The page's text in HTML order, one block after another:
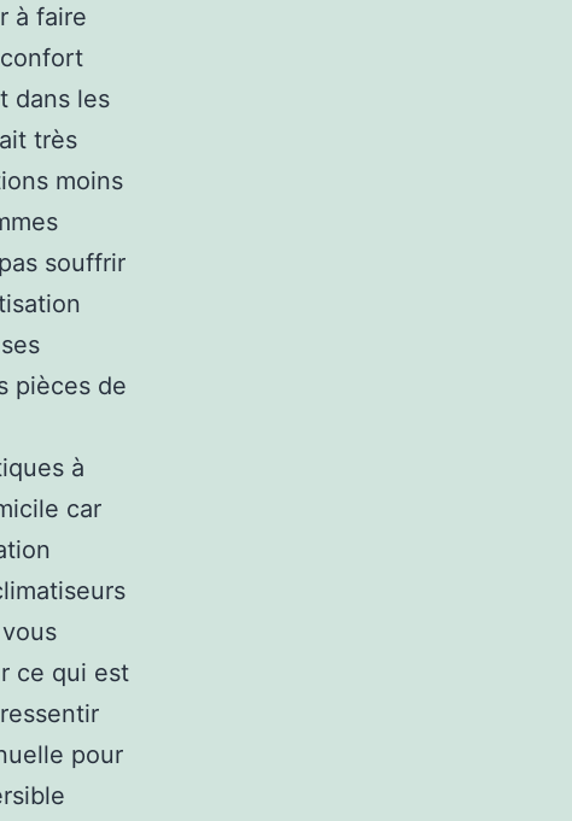
à faire
dans les
très
moins
souffrir
pièces de
à
car
ce qui est
pour